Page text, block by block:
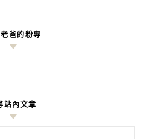
爸的粉專
站內文章